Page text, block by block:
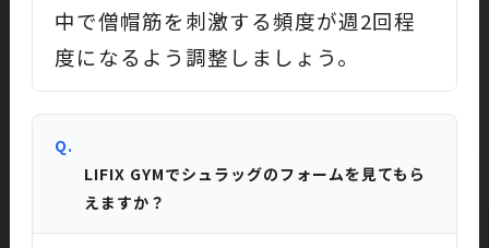
中で僧帽筋を刺激する頻度が週2回程
度になるよう調整しましょう。
Q.
LIFIX GYMでシュラッグのフォームを見てもら
えますか？